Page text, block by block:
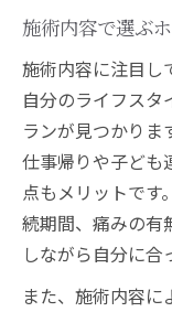
施術内容で選ぶ
施術内容に注目し
自分のライフス
ランが見つかりま
仕事帰りや子ども
点もメリットです
続期間、痛みの有
しながら自分に合
また、施術内容